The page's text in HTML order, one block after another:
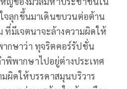
จลุกขึ้นมาเดินขบวนต่อต้าน
ที่มีเจตนาจะล้างความผิดให้
กษาว่า ทุจริตคอร์รัปชั่น
พิพากษาไปอยู่ต่างประเทศ
มผิดให้บรรดาสมุนบริวาร